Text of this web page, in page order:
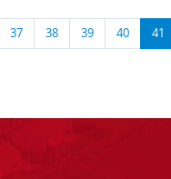
37 38 39 40 41